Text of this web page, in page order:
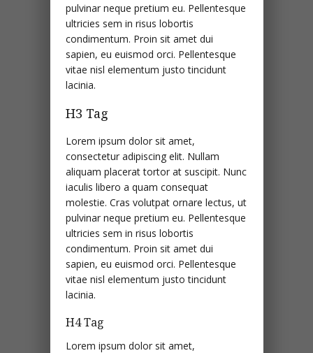
pulvinar neque pretium eu. Pellentesque
ultricies sem in risus lobortis
condimentum. Proin sit amet dui
sapien, eu euismod orci. Pellentesque
vitae nisl elementum justo tincidunt
lacinia.
H3 Tag
Lorem ipsum dolor sit amet,
consectetur adipiscing elit. Nullam
aliquam placerat tortor at suscipit. Nunc
iaculis libero a quam consequat
molestie. Cras volutpat ornare lectus, ut
pulvinar neque pretium eu. Pellentesque
ultricies sem in risus lobortis
condimentum. Proin sit amet dui
sapien, eu euismod orci. Pellentesque
vitae nisl elementum justo tincidunt
lacinia.
H4 Tag
Lorem ipsum dolor sit amet,